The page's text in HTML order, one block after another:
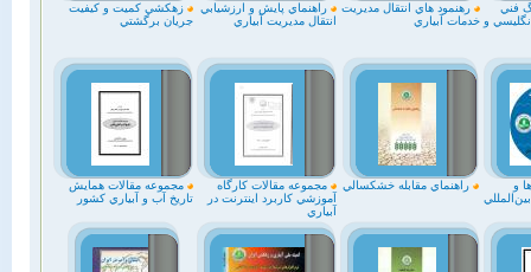
زهكشي كميت و كيفيت
جريان برگشتي
راهنماي پايش و ارزشيابي
انتقال مديريت آبياري
رهنمود هاي انتقال مديريت
خدمات آبياري
فني
و
مجموعه مقالات همايش
تاريخ آب و آبياري كشور
مجموعه مقالات كارگاه
آموزشي كاربرد اينترنت در
آبياري
راهنماي مقابله خشكسالي
و